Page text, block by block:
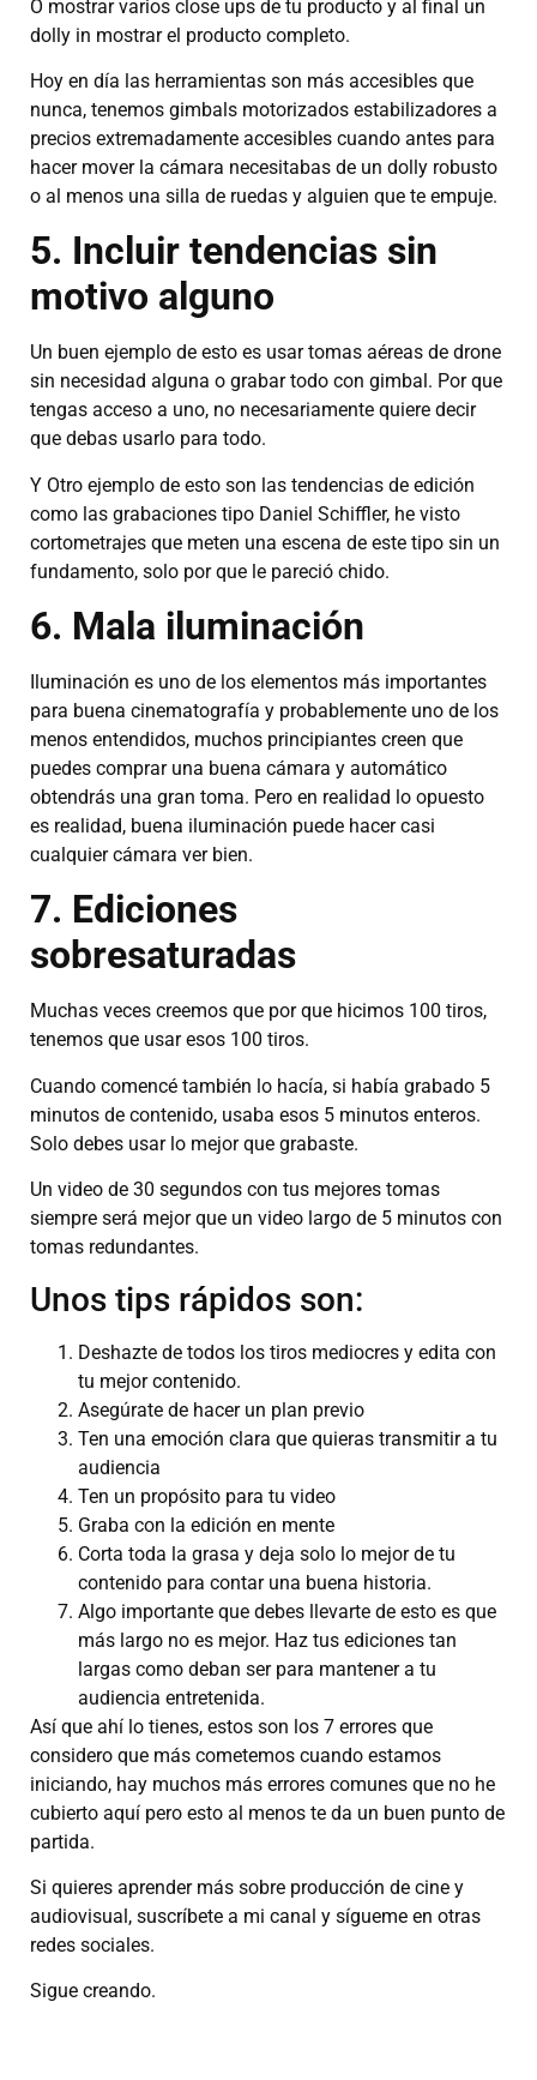
Ó mostrar varios close ups de tu producto y al final un
dolly in mostrar el producto completo.
Hoy en día las herramientas son más accesibles que
nunca, tenemos gimbals motorizados estabilizadores a
precios extremadamente accesibles cuando antes para
hacer mover la cámara necesitabas de un dolly robusto
o al menos una silla de ruedas y alguien que te empuje.
5. Incluir tendencias sin
motivo alguno
Un buen ejemplo de esto es usar tomas aéreas de drone
sin necesidad alguna o grabar todo con gimbal. Por que
tengas acceso a uno, no necesariamente quiere decir
que debas usarlo para todo.
Y Otro ejemplo de esto son las tendencias de edición
como las grabaciones tipo Daniel Schiffler, he visto
cortometrajes que meten una escena de este tipo sin un
fundamento, solo por que le pareció chido.
6. Mala iluminación
Iluminación es uno de los elementos más importantes
para buena cinematografía y probablemente uno de los
menos entendidos, muchos principiantes creen que
puedes comprar una buena cámara y automático
obtendrás una gran toma. Pero en realidad lo opuesto
es realidad, buena iluminación puede hacer casi
cualquier cámara ver bien.
7. Ediciones
sobresaturadas
Muchas veces creemos que por que hicimos 100 tiros,
tenemos que usar esos 100 tiros.
Cuando comencé también lo hacía, si había grabado 5
minutos de contenido, usaba esos 5 minutos enteros.
Solo debes usar lo mejor que grabaste.
Un video de 30 segundos con tus mejores tomas
siempre será mejor que un video largo de 5 minutos con
tomas redundantes.
Unos tips rápidos son:
Deshazte de todos los tiros mediocres y edita con
tu mejor contenido.
Asegúrate de hacer un plan previo
Ten una emoción clara que quieras transmitir a tu
audiencia
Ten un propósito para tu video
Graba con la edición en mente
Corta toda la grasa y deja solo lo mejor de tu
contenido para contar una buena historia.
Algo importante que debes llevarte de esto es que
más largo no es mejor. Haz tus ediciones tan
largas como deban ser para mantener a tu
audiencia entretenida.
Así que ahí lo tienes, estos son los 7 errores que
considero que más cometemos cuando estamos
iniciando, hay muchos más errores comunes que no he
cubierto aquí pero esto al menos te da un buen punto de
partida.
Si quieres aprender más sobre producción de cine y
audiovisual, suscríbete a mi canal y sígueme en otras
redes sociales.
Sigue creando.